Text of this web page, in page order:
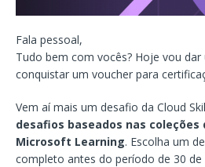
Fala pessoal,
Tudo bem com vocês? Hoje vou
conquistar um voucher para
Vem aí mais um desafio da Cloud
desafios baseados nas coleções
Microsoft Learning. Escolha um
completo antes do período de 30